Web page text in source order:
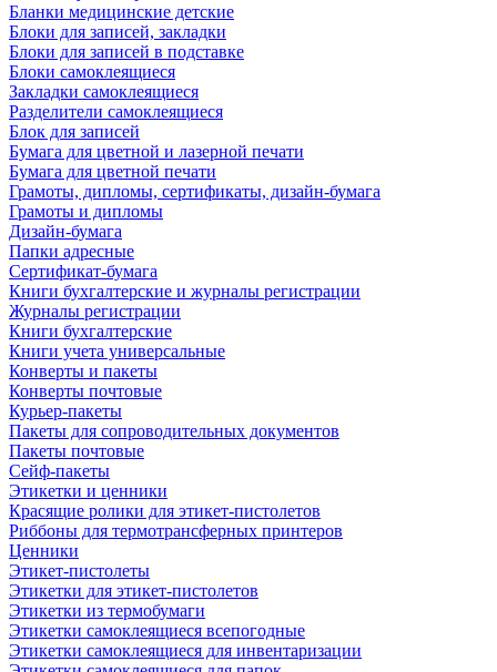
Бланки медицинские детские
Блоки для записей, закладки
Блоки для записей в подставке
Блоки самоклеящиеся
Закладки самоклеящиеся
Разделители самоклеящиеся
Блок для записей
Бумага для цветной и лазерной печати
Бумага для цветной печати
Грамоты, дипломы, сертификаты, дизайн-бумага
Грамоты и дипломы
Дизайн-бумага
Папки адресные
Сертификат-бумага
Книги бухгалтерские и журналы регистрации
Журналы регистрации
Книги бухгалтерские
Книги учета универсальные
Конверты и пакеты
Конверты почтовые
Курьер-пакеты
Пакеты для сопроводительных документов
Пакеты почтовые
Сейф-пакеты
Этикетки и ценники
Красящие ролики для этикет-пистолетов
Риббоны для термотрансферных принтеров
Ценники
Этикет-пистолеты
Этикетки для этикет-пистолетов
Этикетки из термобумаги
Этикетки самоклеящиеся всепогодные
Этикетки самоклеящиеся для инвентаризации